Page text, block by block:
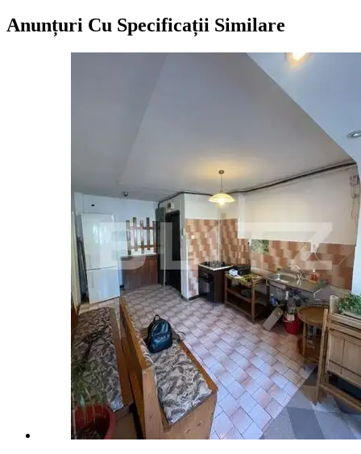
Anunțuri Cu Specificații Similare